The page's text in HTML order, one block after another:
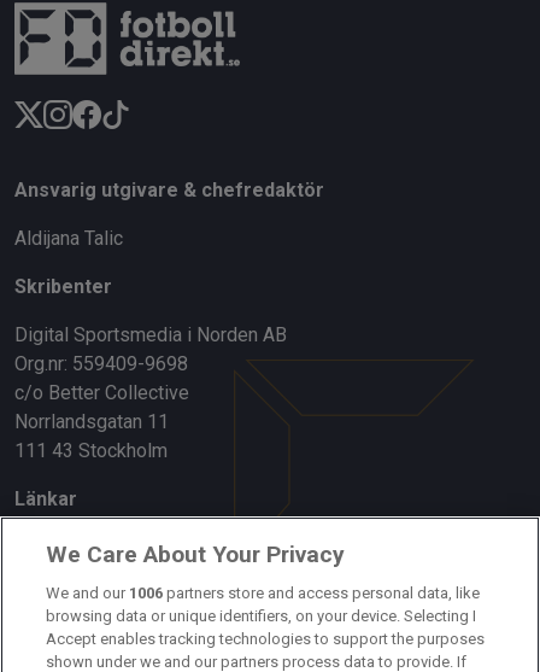
Ansvarig utgivare & chefredaktör
Aldijana Talic
Skribenter
Digital Sportsmedia i Norden AB
Org.nr: 559409-9698
c/o Better Collective
Norrlandsgatan 11
111 43 Stockholm
Länkar
Om oss
Kontakta oss
Kundtjänst
We Care About Your Privacy
We and our 1006 partners store and access personal data, like
browsing data or unique identifiers, on your device. Selecting I
Accept enables tracking technologies to support the purposes
shown under we and our partners process data to provide. If